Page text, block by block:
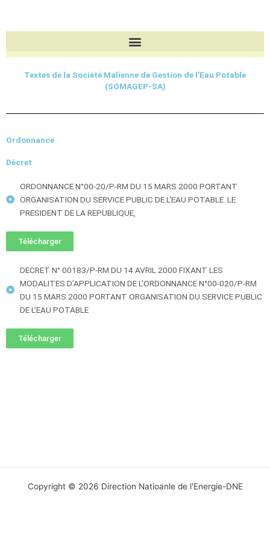
contenu
Textes de la Société Malienne de Gestion de l'Eau Potable
(SOMAGEP-SA)
Ordonnance
Décret
ORDONNANCE N°00-20/P-RM DU 15 MARS 2000 PORTANT
ORGANISATION DU SERVICE PUBLIC DE L'EAU POTABLE. LE
PRESIDENT DE LA REPUBLIQUE,
Télécharger
DECRET N° 00183/P-RM DU 14 AVRIL 2000 FIXANT LES
MODALITES D’APPLICATION DE L’ORDONNANCE N°00-020/P-RM
DU 15 MARS 2000 PORTANT ORGANISATION DU SERVICE PUBLIC
DE L’EAU POTABLE
Télécharger
Copyright © 2026 Direction Natioanle de l'Energie-DNE